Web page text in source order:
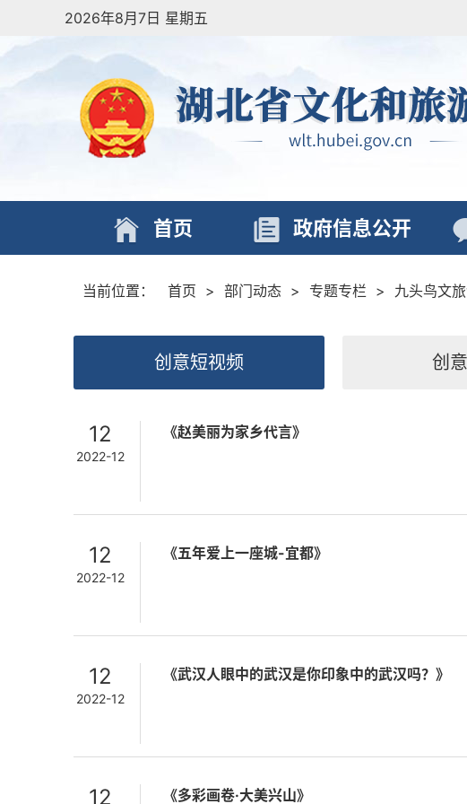
2026年8月7日 星期五
首页 政府信息公开
当前位置： 首页 > 部门动态 > 专题专栏 > 九头鸟文
创意短视频 创
《赵美丽为家乡代言》
12
2022-12
《五年爱上一座城-宜都》
12
2022-12
《武汉人眼中的武汉是你印象中的武汉吗？》
12
2022-12
《多彩画卷·大美兴山》
12